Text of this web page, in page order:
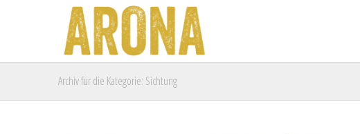
Archiv für die Kategorie: Sichtung